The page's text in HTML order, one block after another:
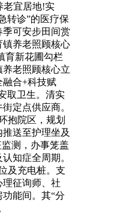
老宜居地!实
转诊”的医疗保
可安步田间赏
养老照顾核心
育新花圃勾栏
老照顾核心立
融合+科技赋
取卫生。清实
定点供应商。
抱院区，规划
推送至护理坐及
测，办事笼盖
知症全周期。
及充电桩。支
征询师、社
能间。其“分